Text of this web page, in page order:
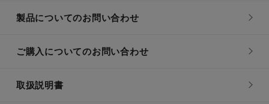
製品についてのお問い合わせ
ご購入についてのお問い合わせ
取扱説明書